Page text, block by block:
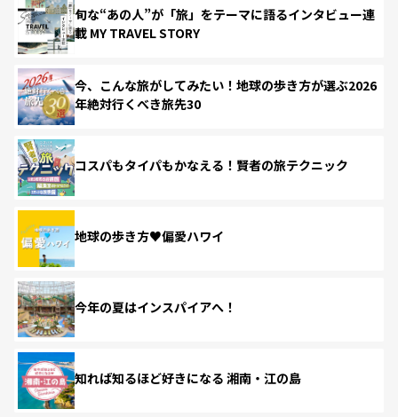
旬な“あの人”が「旅」をテーマに語るインタビュー連
載 MY TRAVEL STORY
今、こんな旅がしてみたい！地球の歩き方が選ぶ2026
年絶対行くべき旅先30
コスパもタイパもかなえる！賢者の旅テクニック
地球の歩き方♥偏愛ハワイ
今年の夏はインスパイアへ！
知れば知るほど好きになる 湘南・江の島